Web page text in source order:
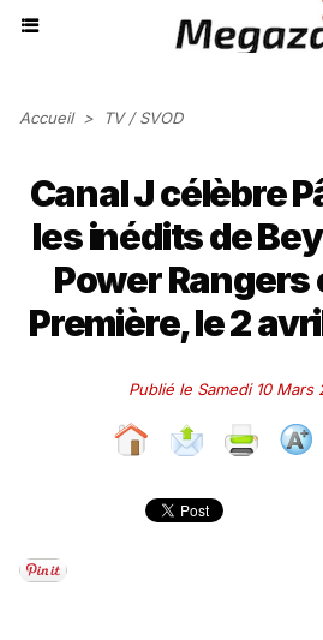
Accueil > TV / SVOD
Canal J célèbre
les inédits de
Power
Première, le 2
Publié le Samedi 10 Mars